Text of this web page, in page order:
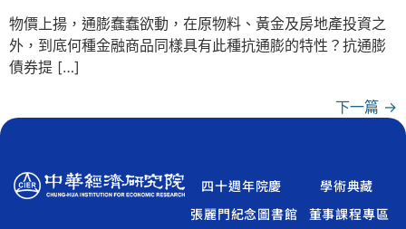
物價上揚，通膨蠢蠢欲動，在原物料、黃金及房地產投資之
外，到底何種金融商品同樣具有此種抗通膨的特性？抗通膨
債券提 […]
下一篇 →
四十週年院慶
學術典藏
張麗門紀念圖書館
董事課程專區